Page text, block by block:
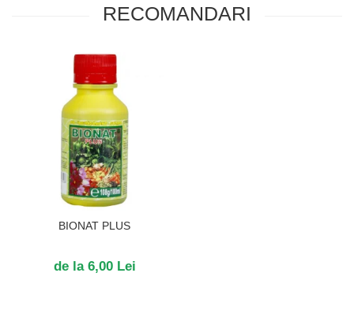
RECOMANDARI
BIONAT PLUS
de la 6,00 Lei